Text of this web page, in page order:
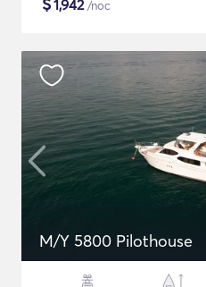
1,942/noc
M/Y 5800 Pilothouse